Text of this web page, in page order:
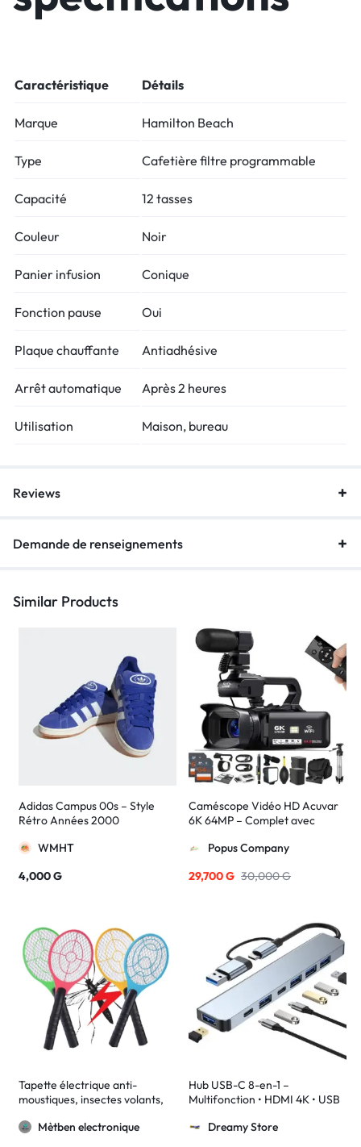
Caractéristique Détails
Marque Hamilton Beach
Type Cafetière filtre programmable
Capacité 12 tasses
Couleur Noir
Panier infusion Conique
Fonction pause Oui
Plaque chauffante Antiadhésive
Arrêt automatique Après 2 heures
Utilisation Maison, bureau
Reviews
Demande de renseignements
Similar Products
Adidas Campus 00s – Style
Rétro Années 2000
WMHT
4,000G
Caméscope Vidéo HD Acuvar
6K 64MP – Complet avec
Popus Company
29,700G 30,000G
Tapette électrique anti-
moustiques, insectes volants,
domestiques
Mètben electronique
Hub USB-C 8-en-1 –
Multifonction • HDMI 4K • USB
Compatible PC, MacBook &
Dreamy Store